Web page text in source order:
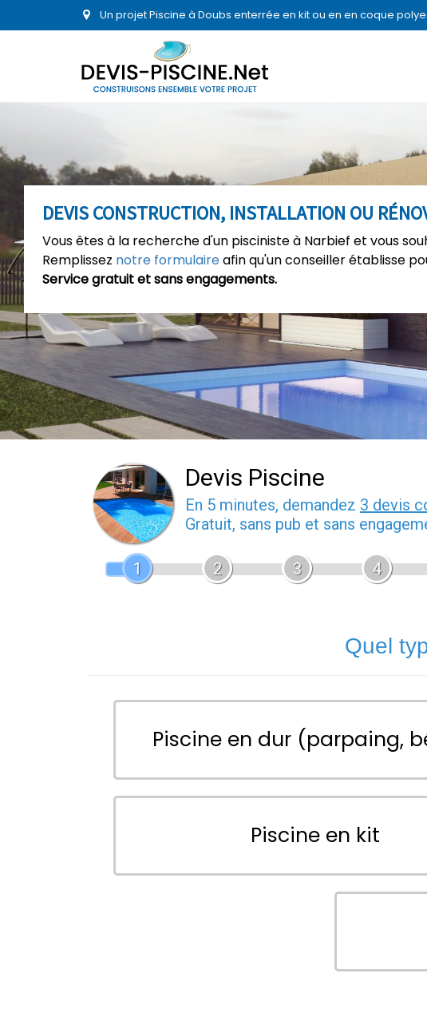
Un projet Piscine à Doubs enterrée en kit ou en en coque
DEVIS CONSTRUCTION, INSTALLATION OU
Vous êtes à la recherche d'un pisciniste à Narbief et vous
Remplissez notre formulaireafin qu'un conseiller établisse
Service gratuit et sans engagements.
Devis Piscine
En 5 minutes, demandez 3 devis
Gratuit, sans pub et sans
1 2 3 4
Quel
Piscine en dur (parpaing,
Piscine en kit